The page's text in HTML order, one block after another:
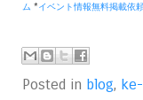
ム *イベント情報無料掲載依
Posted in blog,